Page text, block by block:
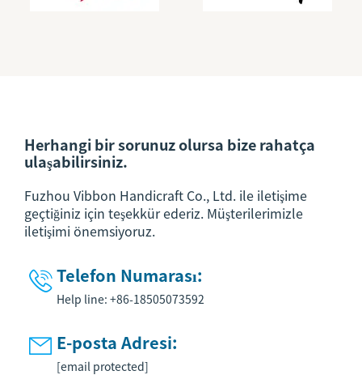
Herhangi bir sorunuz olursa bize rahatça
ulaşabilirsiniz.
Fuzhou Vibbon Handicraft Co., Ltd. ile iletişime
geçtiğiniz için teşekkür ederiz. Müşterilerimizle
iletişimi önemsiyoruz.
Telefon Numarası:
Help line: +86-18505073592
 E-posta Adresi:
[email protected]